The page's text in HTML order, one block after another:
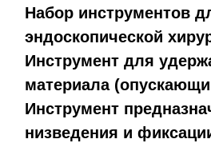
Набор инструментов
эндоскопической
Инструмент для
материала
Инструмент
низведения и